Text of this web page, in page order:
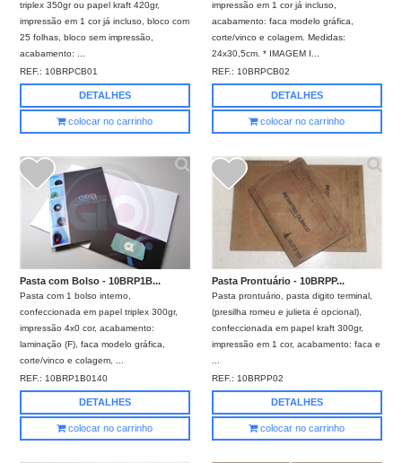
triplex 350gr ou papel kraft 420gr,
impressão em 1 cor já incluso, bloco com
25 folhas, bloco sem impressão,
acabamento: ...
REF.:10BRPCB01
DETALHES
colocar no carrinho
impressão em 1 cor já incluso,
acabamento: faca modelo gráfica,
corte/vinco e colagem. Medidas:
24x30,5cm. * IMAGEM I...
REF.:10BRPCB02
DETALHES
colocar no carrinho
Pasta com Bolso - 10BRP1B...
Pasta com 1 bolso interno,
confeccionada em papel triplex 300gr,
impressão 4x0 cor, acabamento:
laminação (F), faca modelo gráfica,
corte/vinco e colagem, ...
REF.: 10BRP1B0140
DETALHES
colocar no carrinho
Pasta Prontuário - 10BRPP...
Pasta prontuário, pasta digito terminal,
(presilha romeu e julieta é opcional),
confeccionada em papel kraft 300gr,
impressão em 1 cor, acabamento: faca e
REF.: 10BRPP02
DETALHES
colocar no carrinho